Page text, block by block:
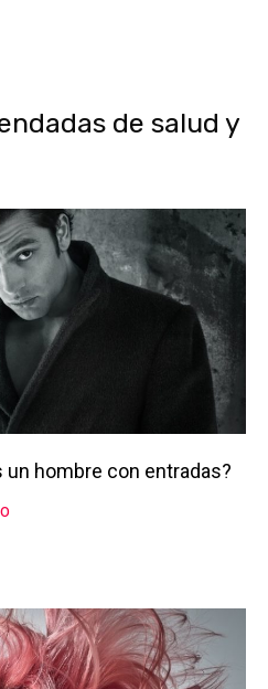
de salud y
hombre con entradas?